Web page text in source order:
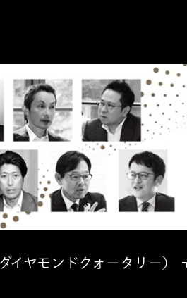
イヤモンドクォータリー）